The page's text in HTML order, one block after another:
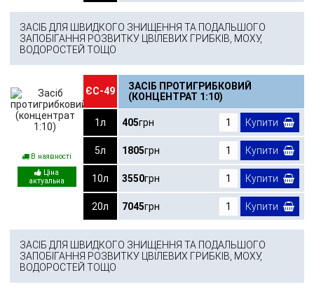
ЗАСІБ ДЛЯ ШВИДКОГО ЗНИЩЕННЯ ТА ПОДАЛЬШОГО
ЗАПОБІГАННЯ РОЗВИТКУ ЦВІЛЕВИХ ГРИБКІВ, МОХУ,
ВОДОРОСТЕЙ ТОЩО
В наявності
ЄС-49
ЗАСІБ ПРОТИГРИБКОВИЙ
(КОНЦЕНТРАТ 1:10)
1л 405грн Купити
5л 1805грн Купити
10л 3550грн Купити
20л 7045грн Купити
ЗАСІБ ДЛЯ ШВИДКОГО ЗНИЩЕННЯ ТА ПОДАЛЬШОГО
ЗАПОБІГАННЯ РОЗВИТКУ ЦВІЛЕВИХ ГРИБКІВ, МОХУ,
ВОДОРОСТЕЙ ТОЩО